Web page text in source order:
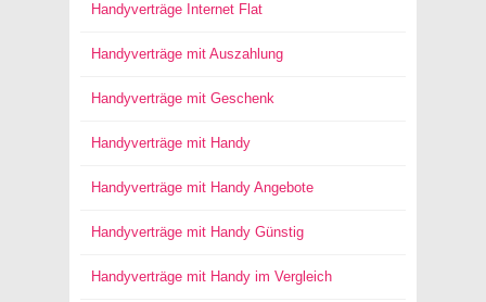
Handyverträge Internet Flat
Handyverträge mit Auszahlung
Handyverträge mit Geschenk
Handyverträge mit Handy
Handyverträge mit Handy Angebote
Handyverträge mit Handy Günstig
Handyverträge mit Handy im Vergleich